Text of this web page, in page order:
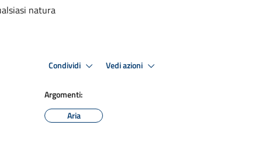
natura
Condividi Vedi azioni
Argomenti:
Aria